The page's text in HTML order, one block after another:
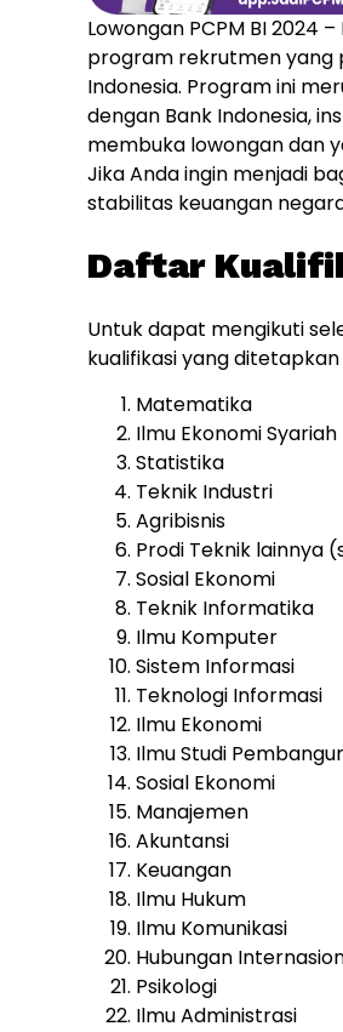
Lowongan PCPM BI 2024
program rekrutmen yang
Indonesia. Program ini
dengan Bank Indonesia,
membuka lowongan dan
Jika Anda ingin menjadi
stabilitas keuangan
Daftar
Untuk dapat mengikuti
kualifikasi yang
Matematika
Ilmu Ekonomi Syariah
Statistika
Teknik Industri
Agribisnis
Prodi Teknik lainnya
Sosial Ekonomi
Teknik Informatika
Ilmu Komputer
Sistem Informasi
Teknologi Informasi
Ilmu Ekonomi
Ilmu Studi
Sosial Ekonomi
Manajemen
Akuntansi
Keuangan
Ilmu Hukum
Ilmu Komunikasi
Hubungan
Psikologi
Ilmu Administrasi